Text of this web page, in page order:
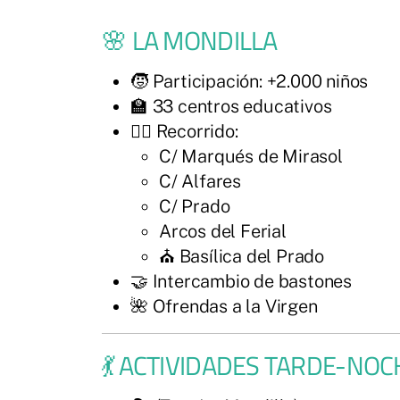
🌸 LA MONDILLA
🧒 Participación: +2.000 niños
🏫 33 centros educativos
🚶‍♂️ Recorrido:
C/ Marqués de Mirasol
C/ Alfares
C/ Prado
Arcos del Ferial
⛪ Basílica del Prado
🤝 Intercambio de bastones
🌺 Ofrendas a la Virgen
💃 ACTIVIDADES TARDE-